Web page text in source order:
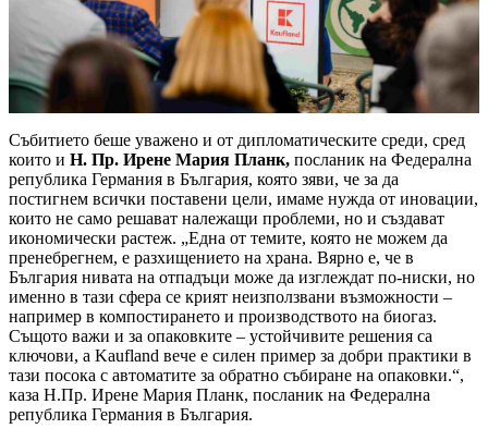
Събитието беше уважено и от дипломатическите среди, сред
които и Н. Пр. Ирене Мария Планк, посланик на Федерална
република Германия в България, която зяви, че за да
постигнем всички поставени цели, имаме нужда от иновации,
които не само решават належащи проблеми, но и създават
икономически растеж. „Една от темите, която не можем да
пренебрегнем, е разхищението на храна. Вярно е, че в
България нивата на отпадъци може да изглеждат по-ниски, но
именно в тази сфера се крият неизползвани възможности –
например в компостирането и производството на биогаз.
Същото важи и за опаковките – устойчивите решения са
ключови, а Kaufland вече е силен пример за добри практики в
тази посока с автоматите за обратно събиране на опаковки.“,
каза Н.Пр. Ирене Мария Планк, посланик на Федерална
република Германия в България.